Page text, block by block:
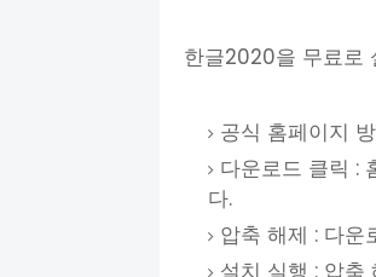
한글2020을 무료로
공식 홈페이지
다운로드 클릭 :
다.
압축 해제 : 다운
설치 실행 : 압